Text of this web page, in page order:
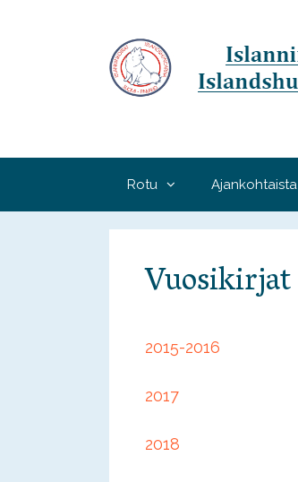
Rotu Ajankohtaista
Vuosikirjat
2015-2016
2017
2018